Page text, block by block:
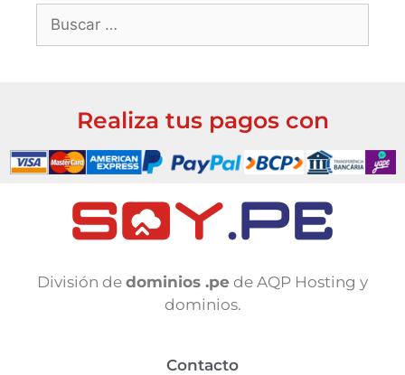
Realiza tus pagos con
División de dominios .pe de AQP Hosting y
dominios.
Contacto